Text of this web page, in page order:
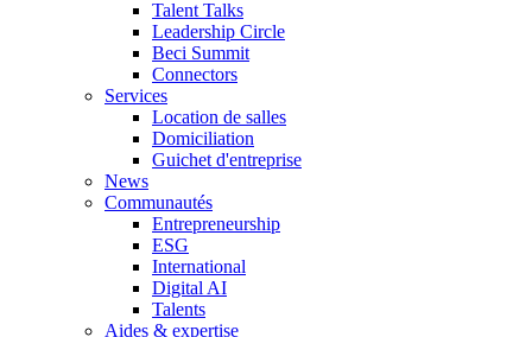
Talent Talks
Leadership Circle
Beci Summit
Connectors
Services
Location de salles
Domiciliation
Guichet d'entreprise
News
Communautés
Entrepreneurship
ESG
International
Digital AI
Talents
Aides & expertise